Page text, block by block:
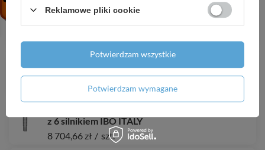
4 SPINOX 8-4 (0,55 kW, 400 V) pompa głębinowa
z silnikiem IBO ITALY
1 781,47 zł / szt.
CVI INOX 5-9 T (1,5 kW, 400 V, IE3) pompa
pionowa
2 697,29 zł / szt.
z 6 silnikiem IBO ITALY
8 704,66 zł / szt.
Reklamowe pliki cookie
Potwierdzam wymagane
Potwierdzam wszystkie